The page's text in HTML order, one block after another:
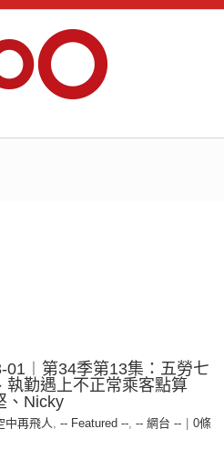
01︱第34季第13集：五勞七
勤遇上不正常乘客點算
、Nicky
中再飛人, -- Featured --, -- 網台 --
0條